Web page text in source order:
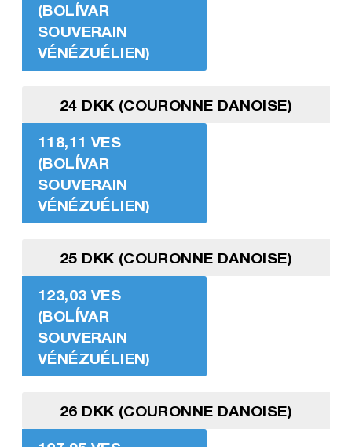
(BOLÍVAR
SOUVERAIN
VÉNÉZUÉLIEN)
24 DKK (COURONNE DANOISE)
118,11 VES
(BOLÍVAR
SOUVERAIN
VÉNÉZUÉLIEN)
25 DKK (COURONNE DANOISE)
123,03 VES
(BOLÍVAR
SOUVERAIN
VÉNÉZUÉLIEN)
26 DKK (COURONNE DANOISE)